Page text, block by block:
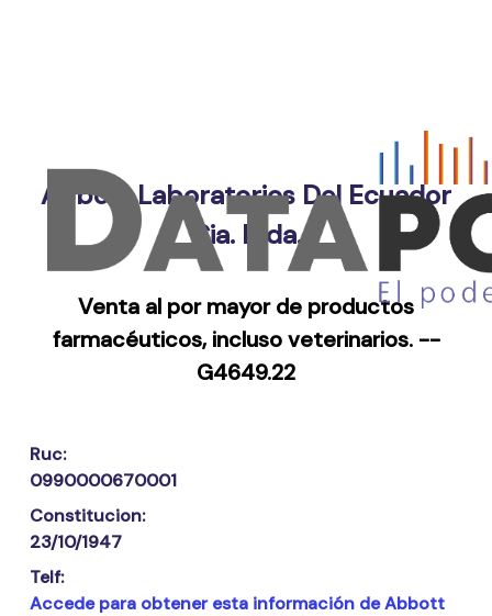
Abbott Laboratorios Del Ecuador
Cia. Ltda.
Venta al por mayor de productos
farmacéuticos, incluso veterinarios. --
G4649.22
Ruc:
0990000670001
Constitucion:
23/10/1947
Telf:
Accede para obtener esta información de Abbott